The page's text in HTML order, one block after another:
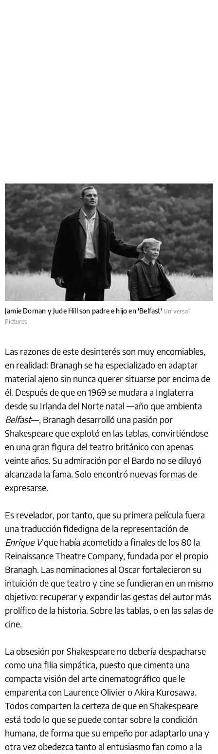
Jamie Dornan y Jude Hill son padre e hijo en 'Belfast' Universal
Pictures
Las razones de este desinterés son muy encomiables,
en realidad: Branagh se ha especializado en adaptar
material ajeno sin nunca querer situarse por encima de
él. Después de que en 1969 se mudara a Inglaterra
desde su Irlanda del Norte natal —año que ambienta
Belfast—, Branagh desarrolló una pasión por
Shakespeare que explotó en las tablas, convirtiéndose
en una gran figura del teatro británico con apenas
veinte años. Su admiración por el Bardo no se diluyó
alcanzada la fama. Solo encontró nuevas formas de
expresarse.
Es revelador, por tanto, que su primera película fuera
una traducción fidedigna de la representación de
Enrique Vque había acometido a finales de los 80 la
Reinaissance Theatre Company, fundada por el propio
Branagh. Las nominaciones al Oscar fortalecieron su
intuición de que teatro y cine se fundieran en un mismo
objetivo: recuperar y expandir las gestas del autor más
prolífico de la historia. Sobre las tablas, o en las salas de
cine.
La obsesión por Shakespeare no debería despacharse
como una filia simpática, puesto que cimenta una
compacta visión del arte cinematográfico que le
emparenta con Laurence Olivier o Akira Kurosawa.
Todos comparten la certeza de que en Shakespeare
está todo lo que se puede contar sobre la condición
humana, de forma que su empeño por adaptarlo una y
otra vez obedezca tanto al entusiasmo fan como a la